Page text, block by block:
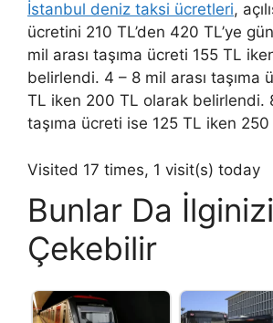
İstanbul deniz taksi ücretleri,
ücretini 210 TL’den 420 TL’ye
mil arası taşıma ücreti 155 TL
belirlendi. 4 – 8 mil arası taşıma
TL iken 200 TL olarak belirlendi.
taşıma ücreti ise 125 TL iken
Visited 17 times, 1 visit(s) today
Bunlar Da İlginizi
Çekebilir